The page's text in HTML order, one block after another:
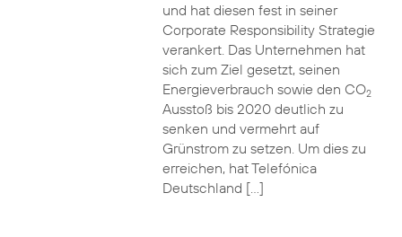
und hat diesen fest in seiner
Corporate Responsibility Strategie
verankert. Das Unternehmen hat
sich zum Ziel gesetzt, seinen
Energieverbrauch sowie den CO2
Ausstoß bis 2020 deutlich zu
senken und vermehrt auf
Grünstrom zu setzen. Um dies zu
erreichen, hat Telefónica
Deutschland […]